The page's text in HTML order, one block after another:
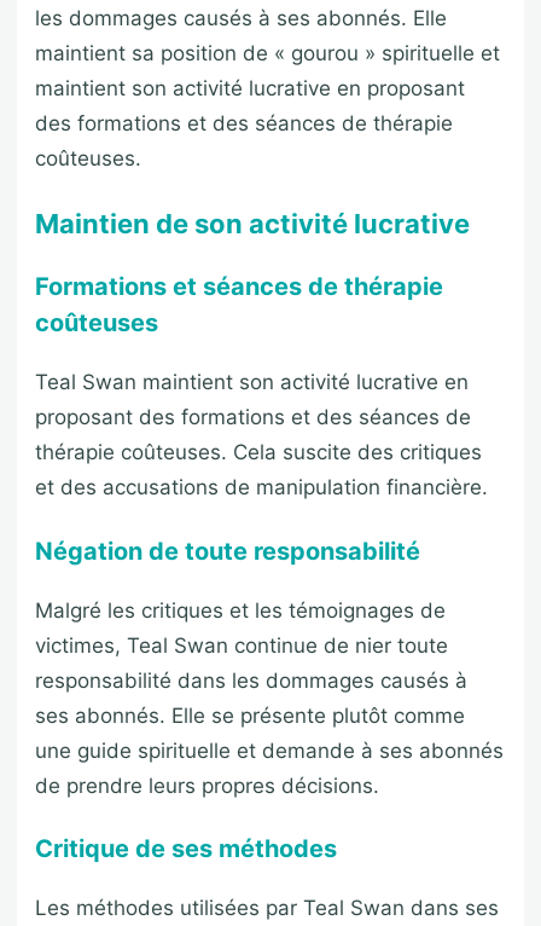
les dommages causés à ses abonnés. Elle
maintient sa position de « gourou » spirituelle et
maintient son activité lucrative en proposant
des formations et des séances de thérapie
coûteuses.
Maintien de son activité lucrative
Formations et séances de thérapie
coûteuses
Teal Swan maintient son activité lucrative en
proposant des formations et des séances de
thérapie coûteuses. Cela suscite des critiques
et des accusations de manipulation financière.
Négation de toute responsabilité
Malgré les critiques et les témoignages de
victimes, Teal Swan continue de nier toute
responsabilité dans les dommages causés à
ses abonnés. Elle se présente plutôt comme
une guide spirituelle et demande à ses abonnés
de prendre leurs propres décisions.
Critique de ses méthodes
Les méthodes utilisées par Teal Swan dans ses